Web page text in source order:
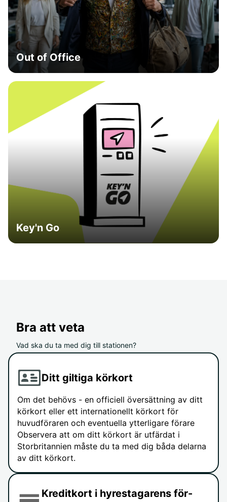
Out of Office
Key'n Go
Bra att veta
Vad ska du ta med dig till stationen?
Ditt giltiga körkort
Om det behövs - en officiell översättning av ditt
körkort eller ett internationellt körkort för
huvudföraren och eventuella ytterligare förare
Observera att om ditt körkort är utfärdat i
Storbritannien måste du ta med dig båda delarna
av ditt körkort.
Kreditkort i hyrestagarens för-